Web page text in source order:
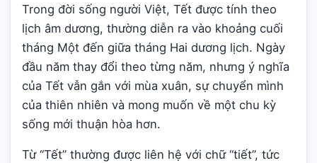
Trong đời sống người Việt, Tết được tính theo
lịch âm dương, thường diễn ra vào khoảng cuối
tháng Một đến giữa tháng Hai dương lịch. Ngày
đầu năm thay đổi theo từng năm, nhưng ý nghĩa
của Tết vẫn gắn với mùa xuân, sự chuyển mình
của thiên nhiên và mong muốn về một chu kỳ
sống mới thuận hòa hơn.
Từ “Tết” thường được liên hệ với chữ “tiết”, tức